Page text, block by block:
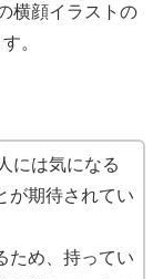
横顔イラストの
。
には気になる
が期待されてい
ため、持ってい